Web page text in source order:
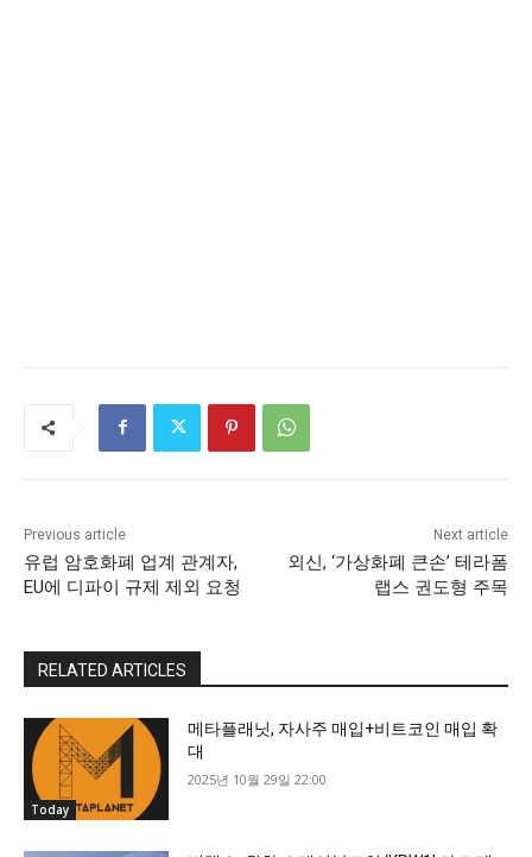
Previous article
유럽 암호화폐 업계 관계자,
EU에 디파이 규제 제외 요청
Next article
외신, ‘가상화폐 큰손’ 테라폼
랩스 권도형 주목
RELATED ARTICLES
Today
메타플래닛, 자사주 매입+비트코인 매입 확
대
2025년 10월 29일 22:00